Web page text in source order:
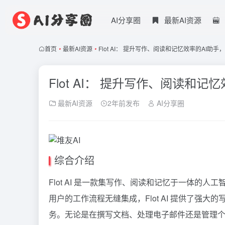
AI分享圈 最新AI资源
首页 • 最新AI资源 • Flot AI： 提升写作、阅读和记忆效率的AI助手
Flot AI： 提升写作、阅读和记
最新AI资源 2年前发布 AI分享圈
综合介绍
Flot AI 是一款集写作、阅读和记忆于一体的人
用户的工作流程无缝集成，Flot AI 提供了强大
务。无论是在撰写文档、处理电子邮件还是管理